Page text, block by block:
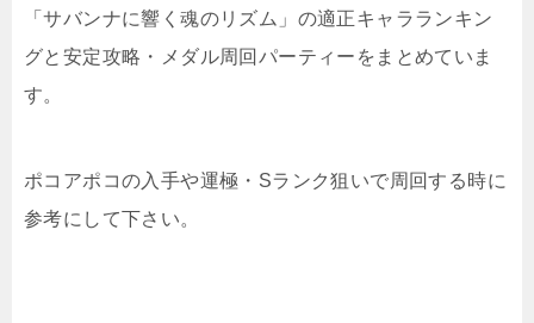
「サバンナに響く魂のリズム」の適正キャラランキン
グと安定攻略・メダル周回パーティーをまとめていま
す。
ポコアポコの入手や運極・Sランク狙いで周回する時に
参考にして下さい。